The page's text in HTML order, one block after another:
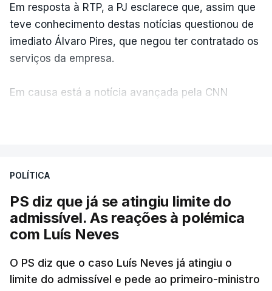
Em resposta à RTP, a PJ esclarece que, assim que
teve conhecimento destas notícias questionou de
imediato Álvaro Pires, que negou ter contratado os
serviços da empresa.
Em causa está a notícia avançada pela CNN
abertura de qualquer processo disciplinar, por não
ter qualquer elemento que indicie a realização
dessas obras.
POLÍTICA
PS diz que já se atingiu limite do
admissível. As reações à polémica
com Luís Neves
O PS diz que o caso Luís Neves já atingiu o
limite do admissível e pede ao primeiro-ministro